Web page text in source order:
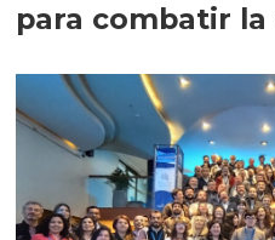
para combatir la